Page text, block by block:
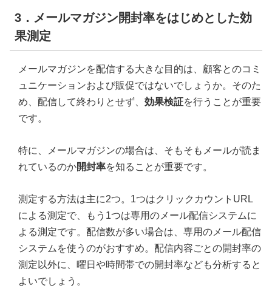
3．メールマガジン開封率をはじめとした効
果測定
メールマガジンを配信する大きな目的は、顧客とのコミ
ュニケーションおよび販促ではないでしょうか。そのた
め、配信して終わりとせず、 効果検証を行うことが重要
です。
特に、メールマガジンの場合は、そもそもメールが読ま
れているのか開封率を知ることが重要です。
測定する方法は主に2つ。1つはクリックカウントURL
による測定で、もう1つは専用のメール配信システムに
よる測定です。配信数が多い場合は、専用のメール配信
システムを使うのがおすすめ。配信内容ごとの開封率の
測定以外に、曜日や時間帯での開封率なども分析すると
よいでしょう。